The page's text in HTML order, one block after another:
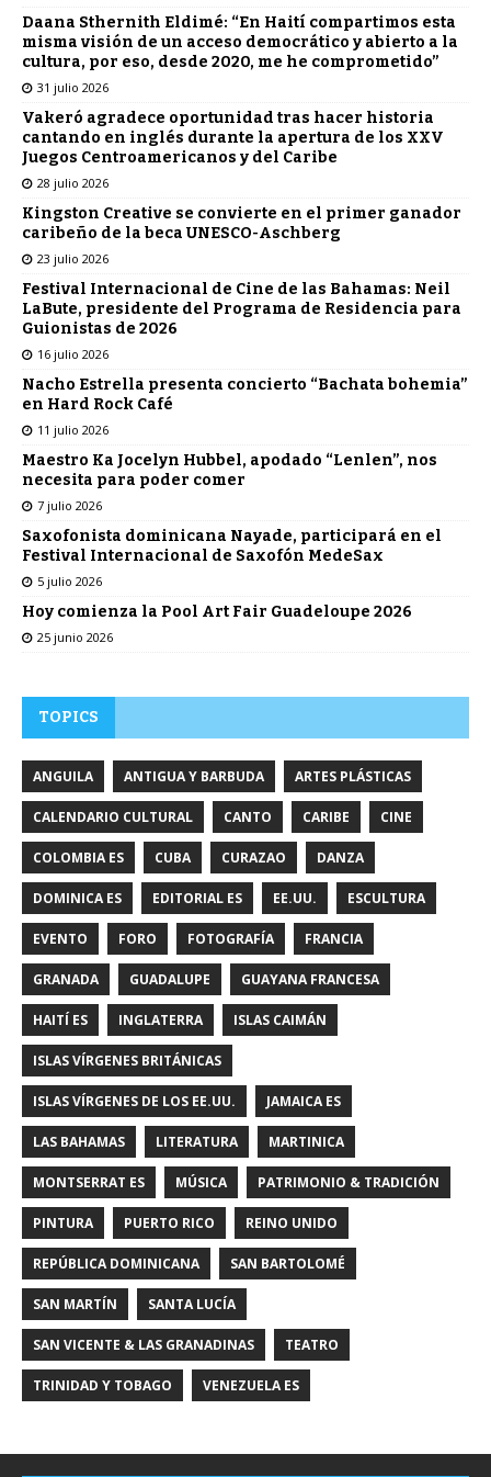
Daana Sthernith Eldimé: “En Haití compartimos esta
misma visión de un acceso democrático y abierto a la
cultura, por eso, desde 2020, me he comprometido”
31 julio 2026
Vakeró agradece oportunidad tras hacer historia
cantando en inglés durante la apertura de los XXV
Juegos Centroamericanos y del Caribe
28 julio 2026
Kingston Creative se convierte en el primer ganador
caribeño de la beca UNESCO-Aschberg
23 julio 2026
Festival Internacional de Cine de las Bahamas: Neil
LaBute, presidente del Programa de Residencia para
Guionistas de 2026
16 julio 2026
Nacho Estrella presenta concierto “Bachata bohemia”
en Hard Rock Café
11 julio 2026
Maestro Ka Jocelyn Hubbel, apodado “Lenlen”, nos
necesita para poder comer
7 julio 2026
Saxofonista dominicana Nayade, participará en el
Festival Internacional de Saxofón MedeSax
5 julio 2026
Hoy comienza la Pool Art Fair Guadeloupe 2026
25 junio 2026
TOPICS
ANGUILA ANTIGUA Y BARBUDA ARTES PLÁSTICAS
CALENDARIO CULTURAL CANTO CARIBE CINE
COLOMBIA ES CUBA CURAZAO DANZA
DOMINICA ES EDITORIAL ES EE.UU. ESCULTURA
EVENTO FORO FOTOGRAFÍA FRANCIA
GRANADA GUADALUPE GUAYANA FRANCESA
HAITÍ ES INGLATERRA ISLAS CAIMÁN
ISLAS VÍRGENES BRITÁNICAS
ISLAS VÍRGENES DE LOS EE.UU. JAMAICA ES
LAS BAHAMAS LITERATURA MARTINICA
MONTSERRAT ES MÚSICA PATRIMONIO & TRADICIÓN
PINTURA PUERTO RICO REINO UNIDO
REPÚBLICA DOMINICANA SAN BARTOLOMÉ
SAN MARTÍN SANTA LUCÍA
SAN VICENTE & LAS GRANADINAS TEATRO
TRINIDAD Y TOBAGO VENEZUELA ES